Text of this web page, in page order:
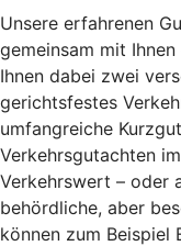
Unsere erfahrenen
gemeinsam mit
Ihnen dabei zwei
gerichtsfestes
umfangreiche
Verkehrsgutachten
Verkehrswert – oder
behördliche, aber
können zum Beispiel